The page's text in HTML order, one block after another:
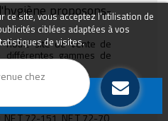
chez
ce site, vous acceptez l'utilisation de
ciblées adaptées à vos
de visites.
proposons-
notre site de vente de
différentes gammes de
et désinfectantes
sont proposées par
pour les applications
T 72-151, NF T 72-70,